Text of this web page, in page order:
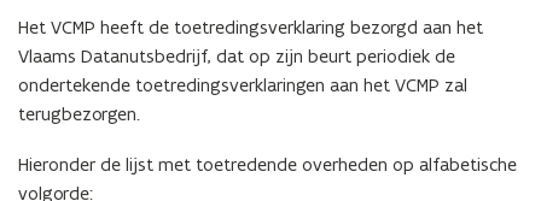
n
e
b
e
a
a
n
e
b
e
a
a
Het VCMP heeft de toetredingsverklaring bezorgd aan het
Vlaams Datanutsbedrijf, dat op zijn beurt periodiek de
ondertekende toetredingsverklaringen aan het VCMP zal
terugbezorgen.
Hieronder de lijst met toetredende overheden op alfabetische
volgorde: